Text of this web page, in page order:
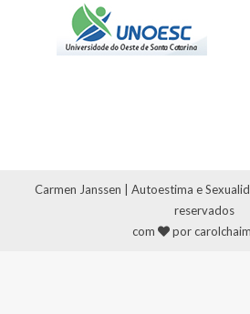
Carmen Janssen | Autoestima e
reservados
com
por